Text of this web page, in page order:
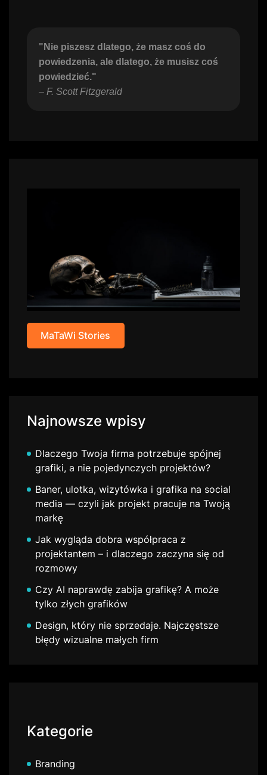
"Nie piszesz dlatego, że masz coś do
powiedzenia, ale dlatego, że musisz coś
powiedzieć."
– F. Scott Fitzgerald
MaTaWi Stories
Najnowsze wpisy
Dlaczego Twoja firma potrzebuje spójnej
grafiki, a nie pojedynczych projektów?
Baner, ulotka, wizytówka i grafika na social
media — czyli jak projekt pracuje na Twoją
markę
Jak wygląda dobra współpraca z
projektantem – i dlaczego zaczyna się od
rozmowy
Czy AI naprawdę zabija grafikę? A może
tylko złych grafików
Design, który nie sprzedaje. Najczęstsze
błędy wizualne małych firm
Kategorie
Branding